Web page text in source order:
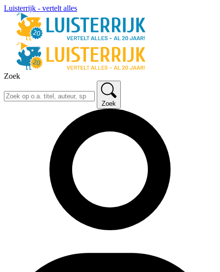
Luisterrijk - vertelt alles
Zoek
Zoek